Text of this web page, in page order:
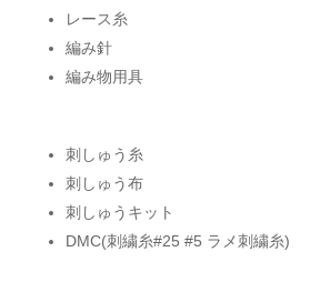
レース糸
編み針
編み物用具
刺しゅう糸
刺しゅう布
刺しゅうキット
DMC(刺繍糸#25 #5 ラメ刺繍糸)